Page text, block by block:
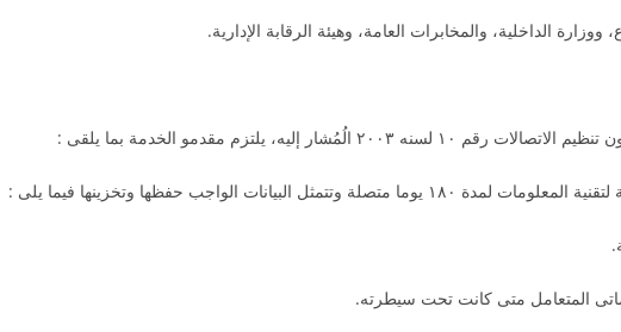
ووزارة الداخلية، والمخابرات العامة، وهيئة الرقابة الإدارية.
إليه، يلتزم مقدمو الخدمة بما يلقى :
المتعامل متى كانت تحت سيطرته.